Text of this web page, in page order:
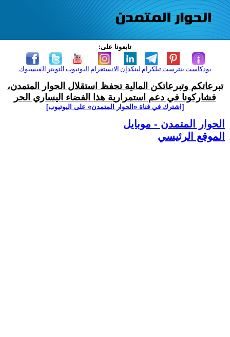
تابعونا على:
الفيسبوك التويتر اليوتيوب الانستغرام لينكدإن تيلكرامبنترست بودكاست
تبرعاتكم وتبرعاتكن المالية تحفظ استقلال الحوار المتمدن،
فشاركونا في دعم استمرارية هذا الفضاء اليساري الحر
[اشترك في قناة ‫«الحوار المتمدن» على اليوتيوب]
الحوار المتمدن - موبايل
الموقع الرئيسي